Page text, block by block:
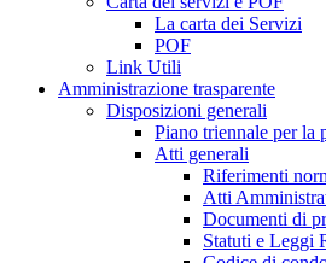
La carta dei Servizi
POF
Link Utili
Amministrazione trasparente
Disposizioni generali
Piano triennale per la
Atti generali
Riferimenti
Atti
Documenti di
Statuti e Leggi